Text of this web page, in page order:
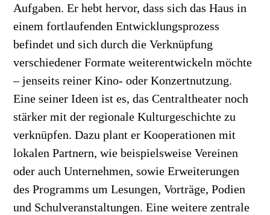
Aufgaben. Er hebt hervor, dass sich das Haus in
einem fortlaufenden Entwicklungsprozess
befindet und sich durch die Verknüpfung
verschiedener Formate weiterentwickeln möchte
– jenseits reiner Kino- oder Konzertnutzung.
Eine seiner Ideen ist es, das Centraltheater noch
stärker mit der regionale Kulturgeschichte zu
verknüpfen. Dazu plant er Kooperationen mit
lokalen Partnern, wie beispielsweise Vereinen
oder auch Unternehmen, sowie Erweiterungen
des Programms um Lesungen, Vorträge, Podien
und Schulveranstaltungen. Eine weitere zentrale